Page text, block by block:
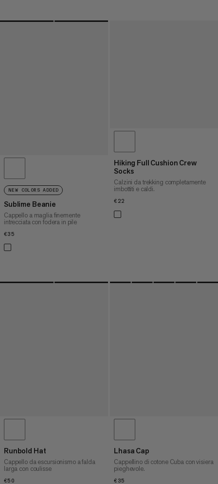
NEW COLORS ADDED
Sublime Beanie
Cappello a maglia finemente
intrecciata con fodera in pile
€35
Hiking Full Cushion Crew
Socks
Calzini da trekking completamente
imbottiti e caldi.
€22
Runbold Hat
Cappello da escursionismo a falda
larga con coulisse
€50
Lhasa Cap
Cappellino di cotone Cuba con visiera
pieghevole.
€35